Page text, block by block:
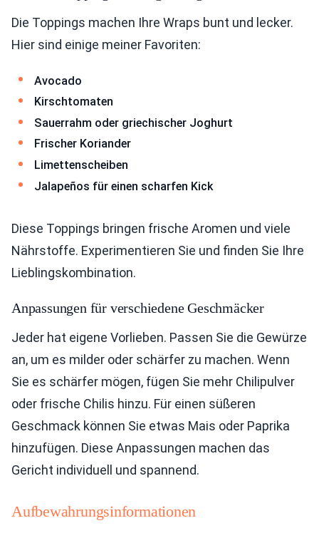
Die Toppings machen Ihre Wraps bunt und lecker.
Hier sind einige meiner Favoriten:
Avocado
Kirschtomaten
Sauerrahm oder griechischer Joghurt
Frischer Koriander
Limettenscheiben
Jalapeños für einen scharfen Kick
Diese Toppings bringen frische Aromen und viele
Nährstoffe. Experimentieren Sie und finden Sie Ihre
Lieblingskombination.
Anpassungen für verschiedene Geschmäcker
Jeder hat eigene Vorlieben. Passen Sie die Gewürze
an, um es milder oder schärfer zu machen. Wenn
Sie es schärfer mögen, fügen Sie mehr Chilipulver
oder frische Chilis hinzu. Für einen süßeren
Geschmack können Sie etwas Mais oder Paprika
hinzufügen. Diese Anpassungen machen das
Gericht individuell und spannend.
Aufbewahrungsinformationen